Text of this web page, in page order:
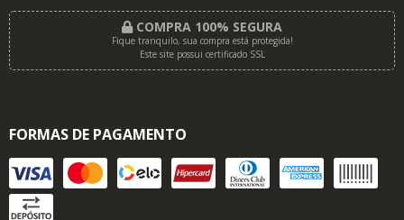
COMPRA 100% SEGURA
Fique tranquilo, sua compra está protegida!
Este site possui certificado SSL
FORMAS DE PAGAMENTO